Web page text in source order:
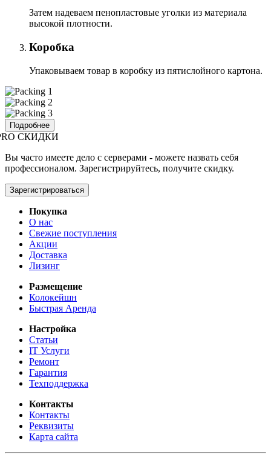
Затем надеваем пенопластовые уголки из материала
высокой плотности.
Коробка
Упаковываем товар в коробку из пятислойного картона.
Подробнее
СКИДКИ
Вы часто имеете дело с серверами - можете назвать себя
профессионалом. Зарегистрируйтесь, получите скидку.
Зарегистрироваться
Покупка
О нас
Свежие поступления
Акции
Доставка
Лизинг
Размещение
Колокейшн
Быстрая Аренда
Настройка
Статьи
IT Услуги
Ремонт
Гарантия
Техподдержка
Контакты
Контакты
Реквизиты
Карта сайта